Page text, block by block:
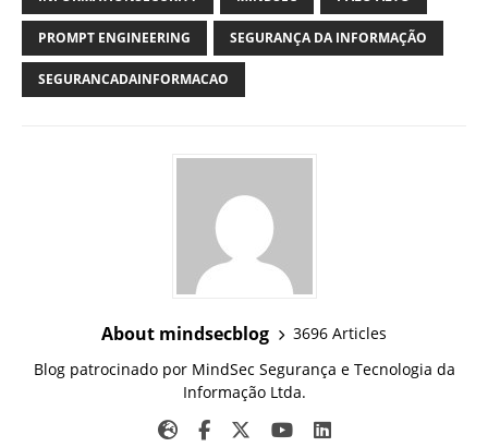
PROMPT ENGINEERING SEGURANÇA DA INFORMAÇÃO
SEGURANCADAINFORMACAO
About mindsecblog
3696 Articles
Blog patrocinado por MindSec Segurança e Tecnologia da
Informação Ltda.